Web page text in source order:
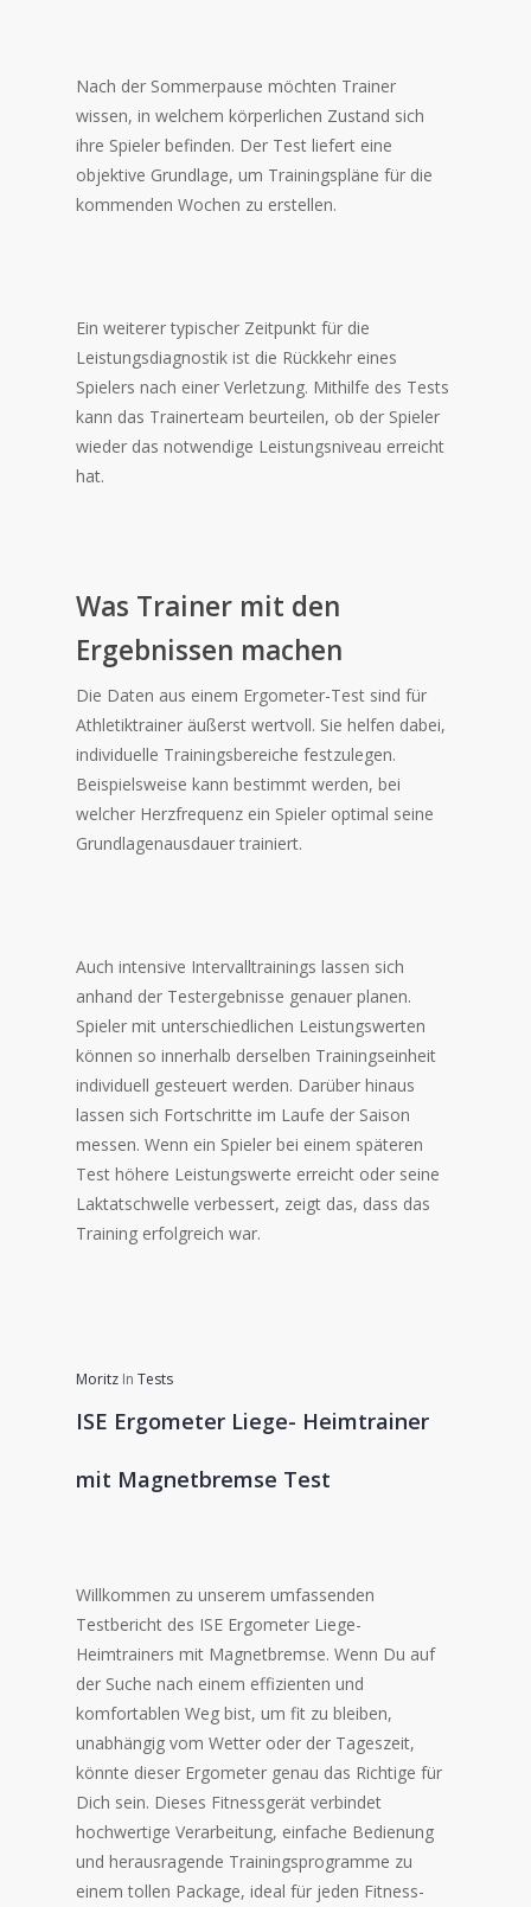
Nach der Sommerpause möchten Trainer
wissen, in welchem körperlichen Zustand sich
ihre Spieler befinden. Der Test liefert eine
objektive Grundlage, um Trainingspläne für die
kommenden Wochen zu erstellen.
Ein weiterer typischer Zeitpunkt für die
Leistungsdiagnostik ist die Rückkehr eines
Spielers nach einer Verletzung. Mithilfe des Tests
kann das Trainerteam beurteilen, ob der Spieler
wieder das notwendige Leistungsniveau erreicht
hat.
Was Trainer mit den
Ergebnissen machen
Die Daten aus einem Ergometer-Test sind für
Athletiktrainer äußerst wertvoll. Sie helfen dabei,
individuelle Trainingsbereiche festzulegen.
Beispielsweise kann bestimmt werden, bei
welcher Herzfrequenz ein Spieler optimal seine
Grundlagenausdauer trainiert.
Auch intensive Intervalltrainings lassen sich
anhand der Testergebnisse genauer planen.
Spieler mit unterschiedlichen Leistungswerten
können so innerhalb derselben Trainingseinheit
individuell gesteuert werden. Darüber hinaus
lassen sich Fortschritte im Laufe der Saison
messen. Wenn ein Spieler bei einem späteren
Test höhere Leistungswerte erreicht oder seine
Laktatschwelle verbessert, zeigt das, dass das
Training erfolgreich war.
Moritz In Tests
ISE Ergometer Liege- Heimtrainer
mit Magnetbremse Test
Willkommen zu unserem umfassenden
Testbericht des ISE Ergometer Liege-
Heimtrainers mit Magnetbremse. Wenn Du auf
der Suche nach einem effizienten und
komfortablen Weg bist, um fit zu bleiben,
unabhängig vom Wetter oder der Tageszeit,
könnte dieser Ergometer genau das Richtige für
Dich sein. Dieses Fitnessgerät verbindet
hochwertige Verarbeitung, einfache Bedienung
und herausragende Trainingsprogramme zu
einem tollen Package, ideal für jeden Fitness-